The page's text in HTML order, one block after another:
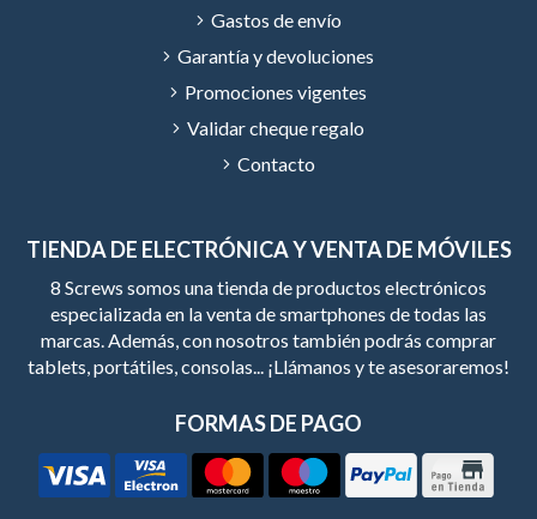
TIENDA DE ELECTRÓNICA Y VENTA DE MÓVILES
8 Screws somos una tienda de productos electrónicos
especializada en la venta de smartphones de todas las
marcas. Además, con nosotros también podrás comprar
tablets, portátiles, consolas... ¡Llámanos y te asesoraremos!
FORMAS DE PAGO
Gastos de envío
Garantía y devoluciones
Promociones vigentes
Validar cheque regalo
Contacto